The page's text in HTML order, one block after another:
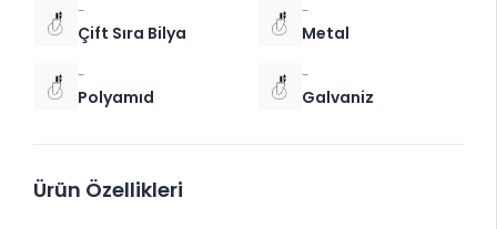
-
Çift Sıra Bilya
-
Metal
-
Polyamıd
-
Galvaniz
Ürün Özellikleri